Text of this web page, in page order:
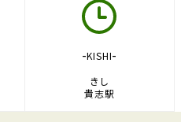
-KISHI-
きし
貴志駅